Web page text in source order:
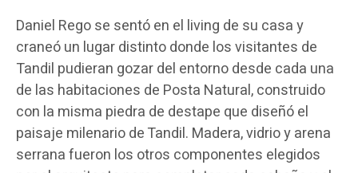
Daniel Rego se sentó en el living de su casa y
craneó un lugar distinto donde los visitantes de
Tandil pudieran gozar del entorno desde cada una
de las habitaciones de Posta Natural, construido
con la misma piedra de destape que diseñó el
paisaje milenario de Tandil. Madera, vidrio y arena
serrana fueron los otros componentes elegidos